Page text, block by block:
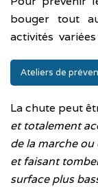
bouger tout
activités
Ateliers de
La chute peut
et totalement
de la marche
et faisant
surface plus